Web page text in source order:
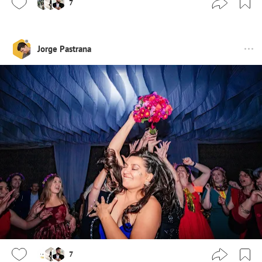
7
Jorge Pastrana
7